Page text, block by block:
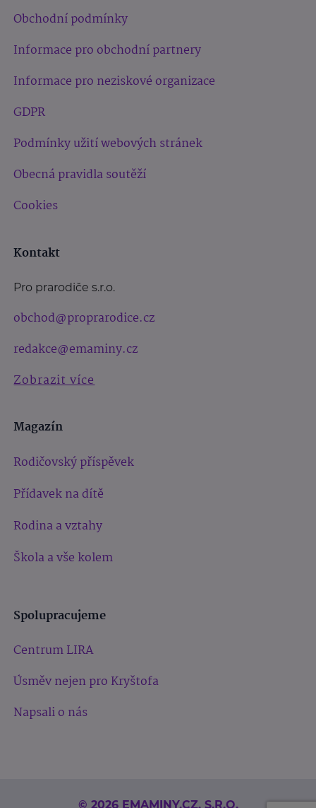
Obchodní podmínky
Informace pro obchodní partnery
Informace pro neziskové organizace
GDPR
Podmínky užití webových stránek
Obecná pravidla soutěží
Cookies
Kontakt
Pro prarodiče s.r.o.
obchod@proprarodice.cz
redakce@emaminy.cz
Zobrazit více
Magazín
Rodičovský příspěvek
Přídavek na dítě
Rodina a vztahy
Škola a vše kolem
Spolupracujeme
Centrum LIRA
Úsměv nejen pro Kryštofa
Napsali o nás
© 2026 EMAMINY.CZ, S.R.O.